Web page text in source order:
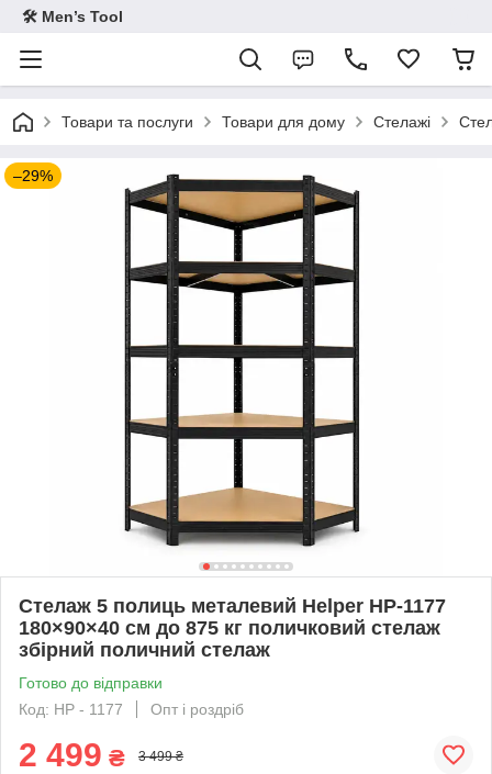
🛠 Men’s Tool
Товари та послуги Товари для дому Стелажі
–29%
Стелаж 5 полиць металевий Helper HP-1177
180×90×40 см до 875 кг поличковий стелаж
збірний поличний стелаж
Готово до відправки
Код: HP - 1177
Опт і роздріб
2 499 ₴ 3 499 ₴